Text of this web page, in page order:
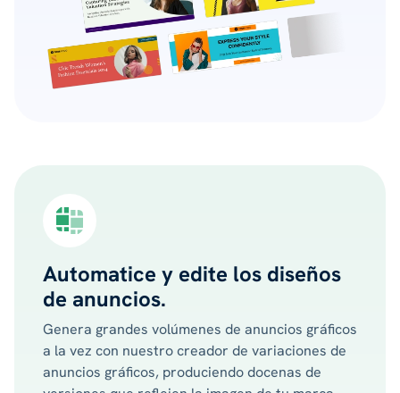
Automatice y edite los diseños
de anuncios.
Genera grandes volúmenes de anuncios gráficos
a la vez con nuestro creador de variaciones de
anuncios gráficos, produciendo docenas de